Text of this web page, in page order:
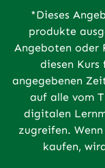
*Dieses
produkte
Angeboten oder
diesen Kurs
angegebenen
auf alle vom
digitalen
zugreifen.
kaufen,